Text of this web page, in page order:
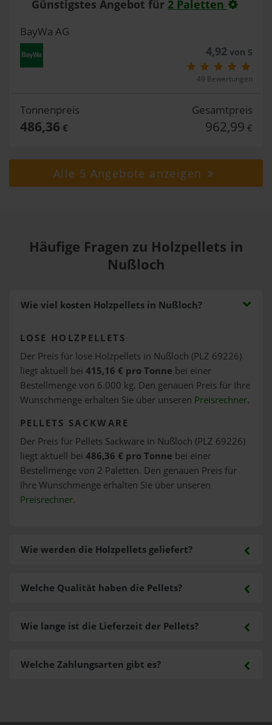
Günstigstes Angebot für 2 Paletten
BayWa AG
4,92von 5
49 Bewertungen
Tonnenpreis
486,36 €
Gesamtpreis
962,99 €
Alle 5 Angebote anzeigen
Häufige Fragen zu Holzpellets in
Nußloch
Wie viel kosten Holzpellets in Nußloch?
LOSE HOLZPELLETS
Der Preis für lose Holzpellets in Nußloch (PLZ 69226)
liegt aktuell bei 415,16 € pro Tonne bei einer
Bestellmenge von 6.000 kg. Den genauen Preis für Ihre
Wunschmenge erhalten Sie über unseren Preisrechner.
PELLETS SACKWARE
Der Preis für Pellets Sackware in Nußloch (PLZ 69226)
liegt aktuell bei 486,36 € pro Tonne bei einer
Bestellmenge von 2 Paletten. Den genauen Preis für
Ihre Wunschmenge erhalten Sie über unseren
Preisrechner.
Wie werden die Holzpellets geliefert?
Welche Zahlungsarten gibt es?
Welche Qualität haben die Pellets?
Wie lange ist die Lieferzeit der Pellets?